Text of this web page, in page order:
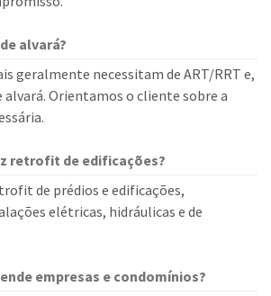
alvará?
geralmente necessitam de ART/RRT e,
alvará. Orientamos o cliente sobre a
retrofit de edificações?
de prédios e edificações,
elétricas, hidráulicas e de
empresas e condomínios?